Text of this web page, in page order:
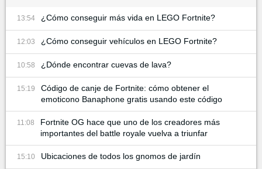
13:54 ¿Cómo conseguir más vida en LEGO Fortnite?
12:03 ¿Cómo conseguir vehículos en LEGO Fortnite?
10:58 ¿Dónde encontrar cuevas de lava?
15:19
Código de canje de Fortnite: cómo obtener el
emoticono Banaphone gratis usando este código
11:08
Fortnite OG hace que uno de los creadores más
importantes del battle royale vuelva a triunfar
15:10 Ubicaciones de todos los gnomos de jardín